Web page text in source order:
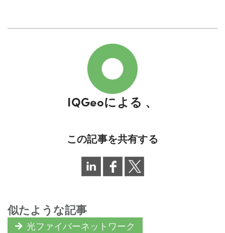
IQGeoによる 、
この記事を共有する
似たような記事
光ファイバーネットワーク